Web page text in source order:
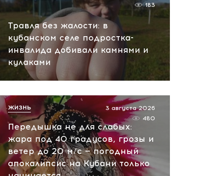
Травля без жалости: в
кубанском селе подростка-
инвалида добивали камнями и
кулаками
183
Передышка не для слабых:
жара под 40 градусов, грозы и
ветер до 20 м/с — погодный
апокалипсис на Кубани только
3 августа 2026
480
ЖИЗНЬ